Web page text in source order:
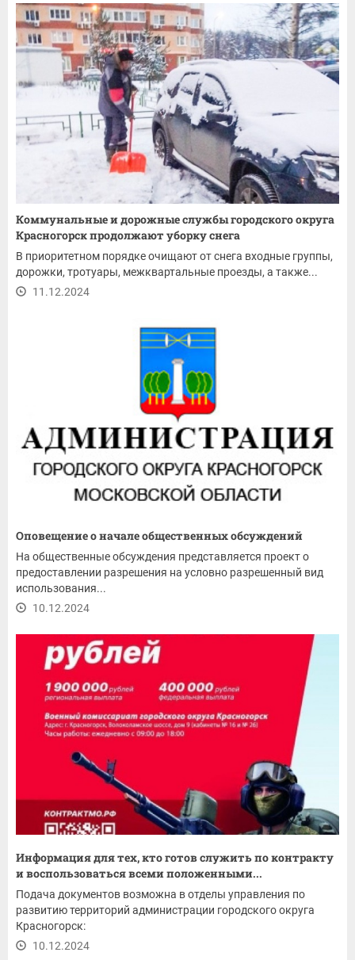
Коммунальные и дорожные службы городского округа
Красногорск продолжают уборку снега
В приоритетном порядке очищают от снега входные группы,
дорожки, тротуары, межквартальные проезды, а также...
11.12.2024
Оповещение о начале общественных обсуждений
На общественные обсуждения представляется проект о
предоставлении разрешения на условно разрешенный вид
использования...
10.12.2024
Информация для тех, кто готов служить по контракту
и воспользоваться всеми положенными...
Подача документов возможна в отделы управления по
развитию территорий администрации городского округа
Красногорск:
10.12.2024